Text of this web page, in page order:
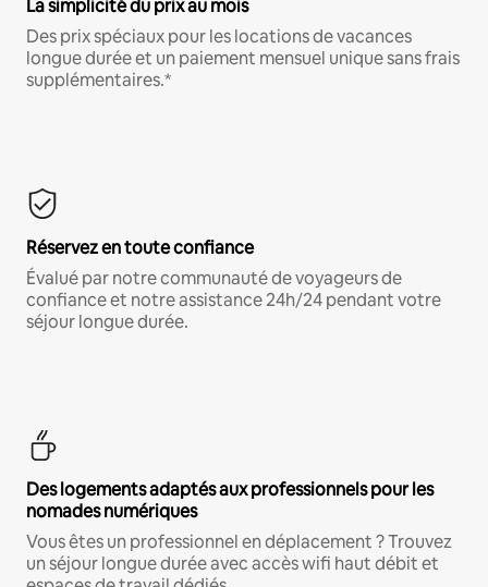
La simplicité du prix au mois
Des prix spéciaux pour les locations de vacances
longue durée et un paiement mensuel unique sans frais
supplémentaires.*
Réservez en toute confiance
Évalué par notre communauté de voyageurs de
confiance et notre assistance 24h/24 pendant votre
séjour longue durée.
Des logements adaptés aux professionnels pour les
nomades numériques
Vous êtes un professionnel en déplacement ? Trouvez
un séjour longue durée avec accès wifi haut débit et